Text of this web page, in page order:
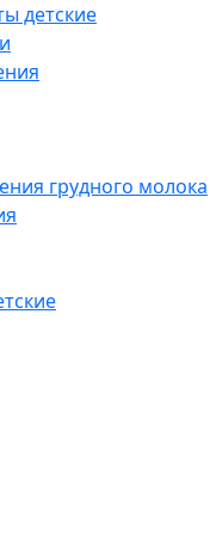
детские
грудного молока